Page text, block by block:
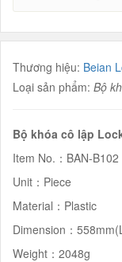
Thương hiệu: Beian
Loại sản phẩm: Bộ
Bộ khóa cô lập
Item No.：BAN-B102
Unit：Piece
Material：Plastic
Dimension：
Weight：2048g